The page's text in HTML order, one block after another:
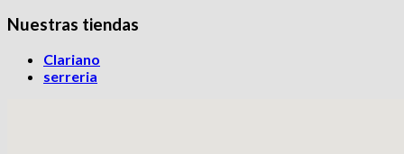
Nuestras tiendas
Clariano
serreria